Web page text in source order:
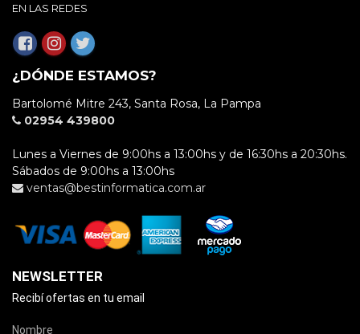
EN LAS REDES
¿DÓNDE ESTAMOS?
Bartolomé Mitre 243, Santa Rosa, La Pampa
02954 439800
Lunes a Viernes de 9:00hs a 13:00hs y de 16:30hs a 20:30hs.
Sábados de 9:00hs a 13:00hs
ventas@bestinformatica.com.ar
NEWSLETTER
Recibí ofertas en tu email